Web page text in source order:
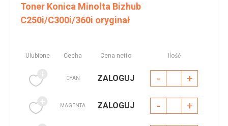
Toner Konica Minolta Bizhub
C250i/C300i/360i oryginał
Ulubione Cecha Cena netto Ilość
CYAN ZALOGUJ - +
MAGENTA ZALOGUJ - +